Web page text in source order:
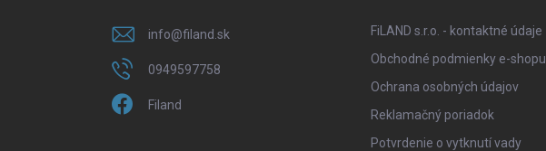
info@filand.sk
0949597758
Filand
FiLAND s.r.o. - kontaktné údaje
Obchodné podmienky e-shopu
Ochrana osobných údajov
Reklamačný poriadok
Potvrdenie o vytknutí vady